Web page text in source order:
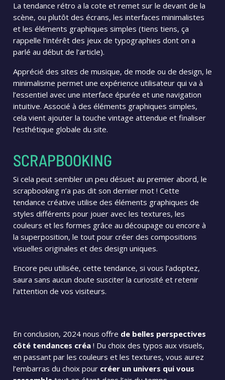
La tendance rétro a la cote et remet sur le devant de la
scène, ou plutôt des écrans, les interfaces minimalistes
et les éléments graphiques simples (tiens tiens, ça
rappelle l’intérêt des jeux de typographies dont on a
parlé au début de l’article).
Apprécié des sites de musique, de mode ou de design, le
minimalisme permet une expérience utilisateur qui va à
l’essentiel avec une interface épurée et une navigation
intuitive. Associé à des éléments graphiques simples,
cela vient ajouter la touche vintage attendue et finaliser
l’esthétique globale du site.
SCRAPBOOKING
Si cela peut sembler un peu désuet au premier abord, le
scrapbooking n’a pas dit son dernier mot ! Cette
tendance créative utilise des éléments graphiques de
styles différents pour jouer avec les textures, les
couleurs et les formes grâce au découpage ou encore à
la superposition, le tout pour créer des compositions
visuelles originales et des design uniques.
Encore peu utilisée, cette tendance, si vous l’adoptez,
saura sans aucun doute susciter la curiosité et retenir
l’attention de vos visiteurs.
En conclusion, 2024 nous offre de belles perspectives
côté tendances créa ! Du choix des typos aux visuels,
en passant par les couleurs et les textures, vous aurez
l’embarras du choix pour créer un univers qui vous